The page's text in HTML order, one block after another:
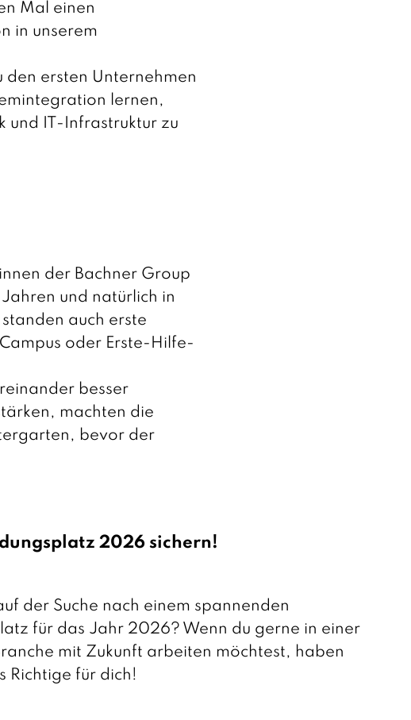
Mal einen
in unserem
den ersten Unternehmen
lernen,
und IT-Infrastruktur zu
der Bachner Group
und natürlich in
auch erste
oder Erste-Hilfe-
besser
machten die
bevor der
2026 sichern!
der Suche nach einem spannenden
für das Jahr 2026? Wenn du gerne in einer
mit Zukunft arbeiten möchtest, haben
Richtige für dich!